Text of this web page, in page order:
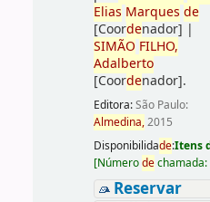
Elias Marques de
[Coordenador] |
SIMÃO FILHO,
Adalberto
[Coordenador].
Editora:São Paulo:
Almedina,2015
Disponibilidade:Itens
[Númerodechamada:
Reservar